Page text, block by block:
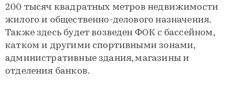
200 тысяч квадратных метров недвижимости
жилого и общественно-делового назначения.
Также здесь будет возведен ФОК с бассейном,
катком и другими спортивными зонами,
административные здания, магазины и
отделения банков.